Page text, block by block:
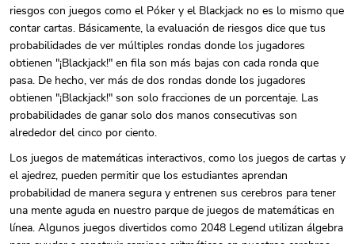
riesgos con juegos como el Póker y el Blackjack no es lo mismo que
contar cartas. Básicamente, la evaluación de riesgos dice que tus
probabilidades de ver múltiples rondas donde los jugadores
obtienen "¡Blackjack!" en fila son más bajas con cada ronda que
pasa. De hecho, ver más de dos rondas donde los jugadores
obtienen "¡Blackjack!" son solo fracciones de un porcentaje. Las
probabilidades de ganar solo dos manos consecutivas son
alrededor del cinco por ciento.
Los juegos de matemáticas interactivos, como los juegos de cartas y
el ajedrez, pueden permitir que los estudiantes aprendan
probabilidad de manera segura y entrenen sus cerebros para tener
una mente aguda en nuestro parque de juegos de matemáticas en
línea. Algunos juegos divertidos como 2048 Legend utilizan álgebra